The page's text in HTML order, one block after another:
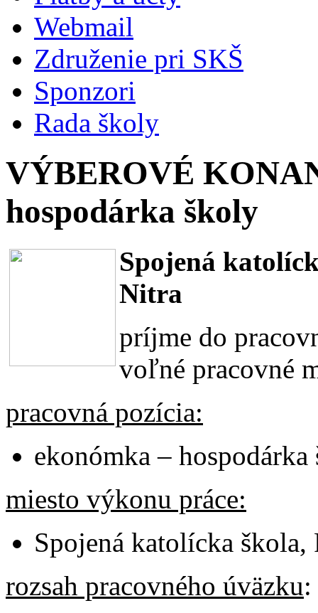
Webmail
Združenie pri SKŠ
Sponzori
Rada školy
VÝBEROVÉ
hospodárka školy
Spojená
Nitra
príjme do
voľné pracovné
pracovná pozícia:
ekonómka –
miesto výkonu práce:
Spojená katolícka
rozsah pracovného úväzku: